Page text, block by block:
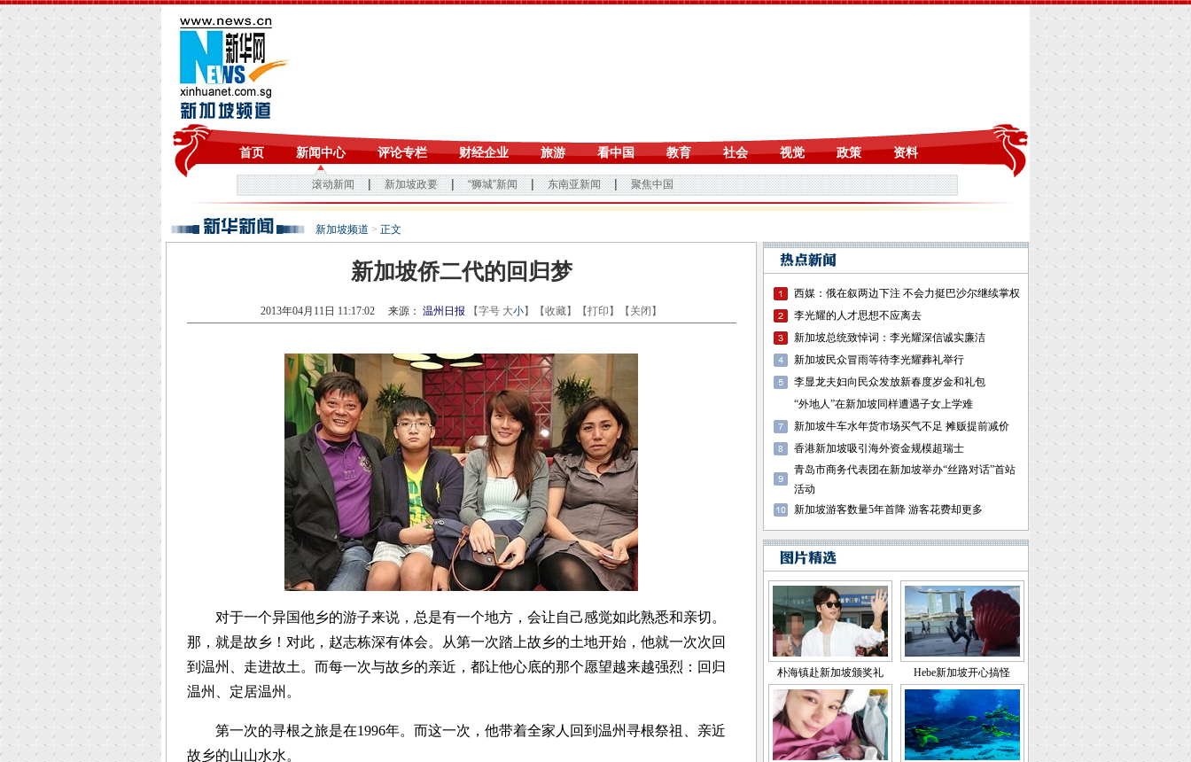
新加坡频道 > 正文
新加坡侨二代的回归梦
2013年04月11日 11:17:02 来源： 温州日报 【字号 大小】【收藏】【打印 】【 关闭 】
对于一个异国他乡的游子来说，总是有一个地方，会让自己感觉如此熟悉和亲切。
那，就是故乡！对此，赵志栋深有体会。从第一次踏上故乡的土地开始，他就一次次回
到温州、走进故土。而每一次与故乡的亲近，都让他心底的那个愿望越来越强烈：回归
温州、定居温州。
第一次的寻根之旅是在1996年。而这一次，他带着全家人回到温州寻根祭祖、亲近
故乡的山山水水。